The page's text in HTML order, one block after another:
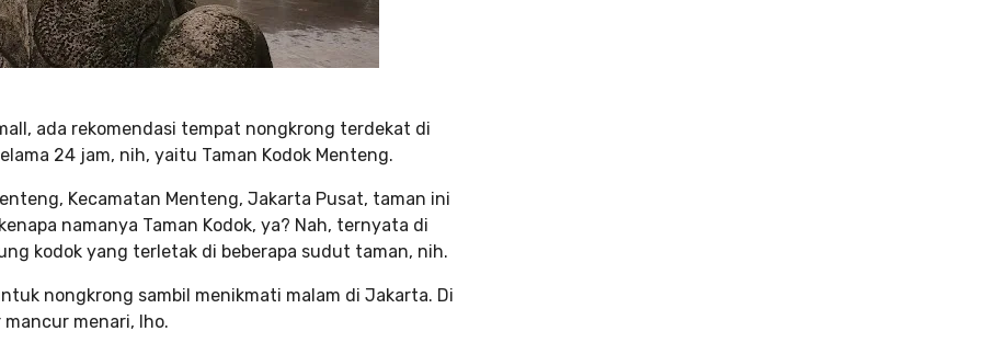
ada rekomendasi tempat nongkrong terdekat di
24 jam, nih, yaitu Taman Kodok Menteng.
Kecamatan Menteng, Jakarta Pusat, taman ini
namanya Taman Kodok, ya? Nah, ternyata di
kodok yang terletak di beberapa sudut taman, nih.
nongkrong sambil menikmati malam di Jakarta. Di
menari, lho.